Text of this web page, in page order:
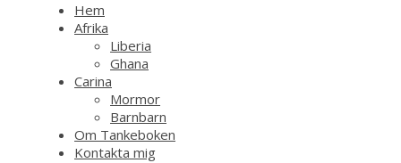
Hem
Afrika
Liberia
Ghana
Carina
Mormor
Barnbarn
Om Tankeboken
Kontakta mig